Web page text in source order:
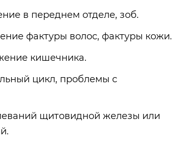
в переднем отделе, зоб.
фактуры волос, фактуры кожи.
кишечника.
цикл, проблемы с
щитовидной железы или